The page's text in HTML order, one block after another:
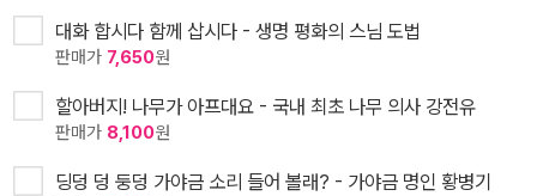
대화 합시다 함께 삽시다 - 생명 평화의 스님 도법
판매가 7,650원
할아버지! 나무가 아프대요 - 국내 최초 나무 의사 강전유
판매가 8,100원
딩덩 덩 둥덩 가야금 소리 들어 볼래? - 가야금 명인 황병기